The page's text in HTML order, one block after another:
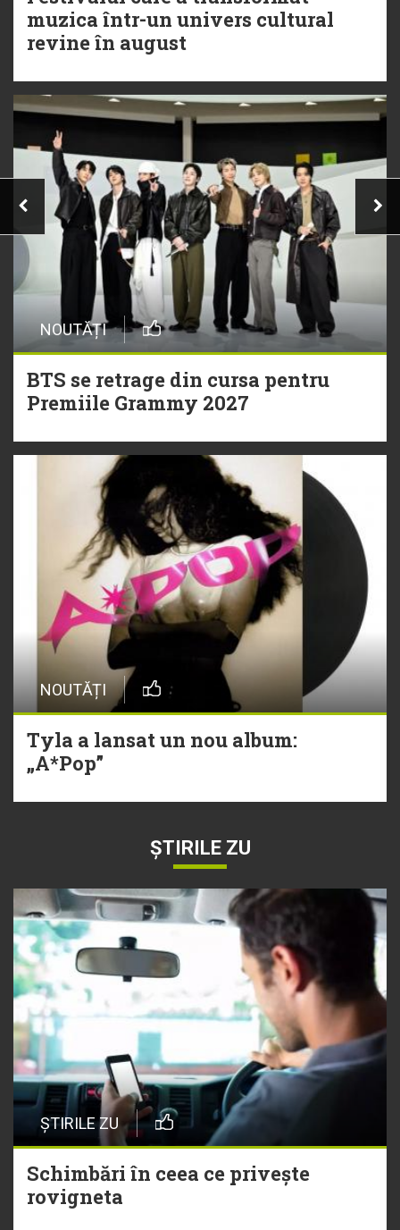
muzica într-un univers cultural
revine în august
NOUTĂȚI
BTS se retrage din cursa pentru
Premiile Grammy 2027
NOUTĂȚI
Tyla a lansat un nou album:
„A*Pop”
ȘTIRILE ZU
ȘTIRILE ZU
Schimbări în ceea ce privește
rovigneta